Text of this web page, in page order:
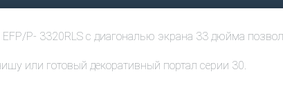
P- 3320RLS с диагональю экрана 33 дюйма
или готовый декоративный портал серии 30.